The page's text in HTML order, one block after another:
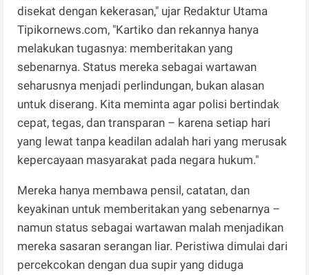
disekat dengan kekerasan," ujar Redaktur Utama
Tipikornews.com, "Kartiko dan rekannya hanya
melakukan tugasnya: memberitakan yang
sebenarnya. Status mereka sebagai wartawan
seharusnya menjadi perlindungan, bukan alasan
untuk diserang. Kita meminta agar polisi bertindak
cepat, tegas, dan transparan – karena setiap hari
yang lewat tanpa keadilan adalah hari yang merusak
kepercayaan masyarakat pada negara hukum."
Mereka hanya membawa pensil, catatan, dan
keyakinan untuk memberitakan yang sebenarnya –
namun status sebagai wartawan malah menjadikan
mereka sasaran serangan liar. Peristiwa dimulai dari
percekcokan dengan dua supir yang diduga